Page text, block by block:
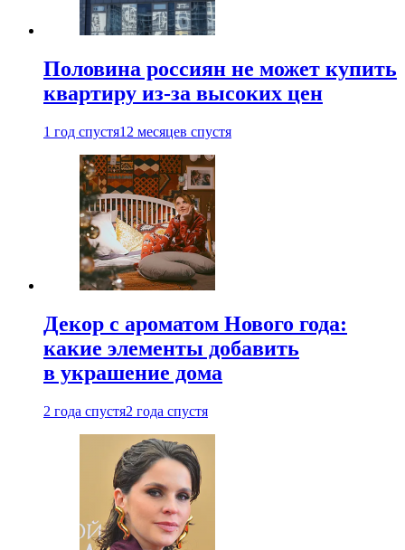
Половина россиян не может купить
квартиру из-за высоких цен
1 год спустя12 месяцев спустя
Декор с ароматом Нового года:
какие элементы добавить
в украшение дома
2 года спустя2 года спустя